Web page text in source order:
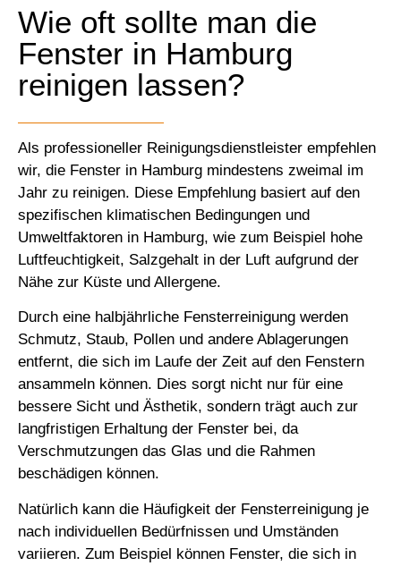
Wie oft sollte man die
Fenster in Hamburg
reinigen lassen?
Als professioneller Reinigungsdienstleister empfehlen
wir, die Fenster in Hamburg mindestens zweimal im
Jahr zu reinigen. Diese Empfehlung basiert auf den
spezifischen klimatischen Bedingungen und
Umweltfaktoren in Hamburg, wie zum Beispiel hohe
Luftfeuchtigkeit, Salzgehalt in der Luft aufgrund der
Nähe zur Küste und Allergene.
Durch eine halbjährliche Fensterreinigung werden
Schmutz, Staub, Pollen und andere Ablagerungen
entfernt, die sich im Laufe der Zeit auf den Fenstern
ansammeln können. Dies sorgt nicht nur für eine
bessere Sicht und Ästhetik, sondern trägt auch zur
langfristigen Erhaltung der Fenster bei, da
Verschmutzungen das Glas und die Rahmen
beschädigen können.
Natürlich kann die Häufigkeit der Fensterreinigung je
nach individuellen Bedürfnissen und Umständen
variieren. Zum Beispiel können Fenster, die sich in